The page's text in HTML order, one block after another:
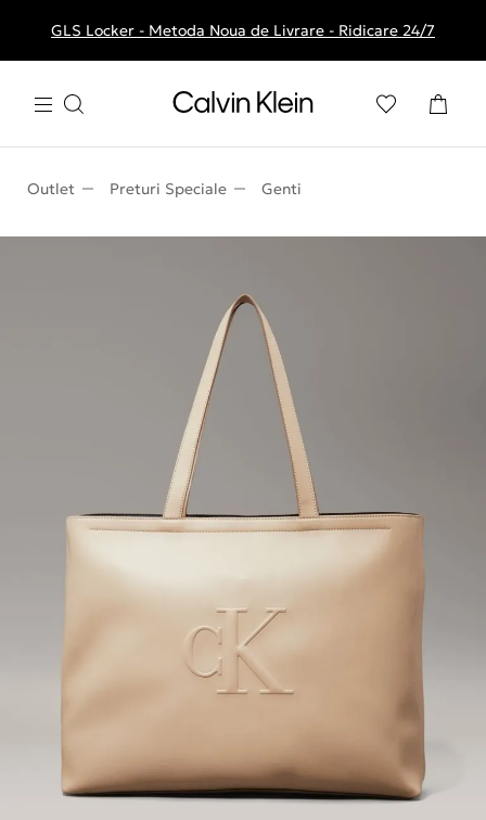
Livrare gratuita la comenzile de peste 250 RON
GLS Locker - Metoda Noua de Livrare - Ridicare 24/7
Outlet Preturi Speciale Genti